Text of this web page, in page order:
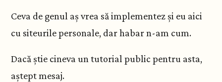
Ceva de genul aș vrea să implementez și eu aici
cu siteurile personale, dar habar n-am cum.
Dacă știe cineva un tutorial public pentru asta,
aștept mesaj.